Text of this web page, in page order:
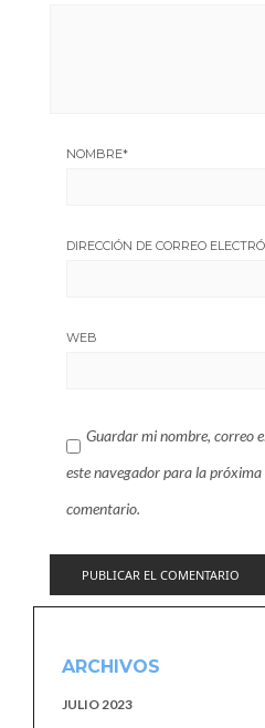
NOMBRE*
DIRECCIÓN DE CORREO
WEB
Guardar mi nombre, correo
este navegador para la próxima
comentario.
ARCHIVOS
JULIO 2023